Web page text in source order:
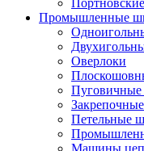
Промышленные
Оверлоки
Петельные
Машины